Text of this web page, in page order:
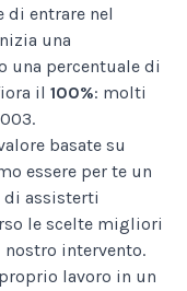
di entrare nel
una
una percentuale di
il 100%: molti
basate su
essere per te un
assisterti
le scelte migliori
nostro intervento.
lavoro in un